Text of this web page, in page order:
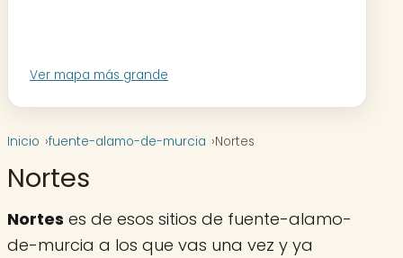
Ver mapa más grande
Inicio fuente-alamo-de-murcia Nortes
Nortes
Nortes es de esos sitios de fuente-alamo-
de-murcia a los que vas una vez y ya